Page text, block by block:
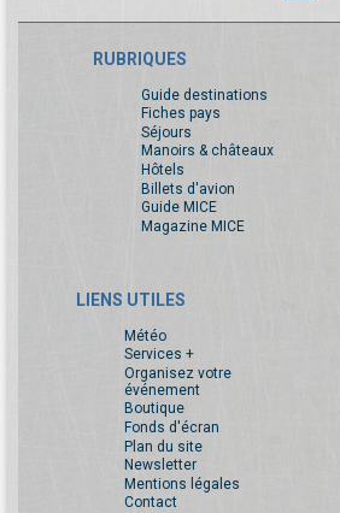
RUBRIQUES
Guide destinations
Fiches pays
Séjours
Manoirs & châteaux
Hôtels
Billets d'avion
Guide MICE
Magazine MICE
LIENS UTILES
Météo
Services +
Organisez votre
événement
Boutique
Fonds d'écran
Plan du site
Newsletter
Mentions légales
Contact